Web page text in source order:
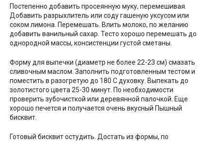
Постепенно добавить просеянную муку, перемешивая.
Добавить разрыхлитель или соду гашеную уксусом или
соком лимона. Перемешать. Влить молоко, по желанию
добавить ванильный сахар. Тесто хорошо перемешать до
однородной массы, консистенции густой сметаны.
Форму для выпечки (диаметр не более 22-23 см) смазать
сливочным маслом. Заполнить подготовленным тестом и
поместить в разогретую до 180 С духовку. Выпекать до
золотистого цвета 25-30 минут. По необходимости
проверить зубочисткой или деревянной палочкой. Еще
хорошо печется и получается очень вкусный Пышный
бисквит.
Готовый бисквит остудить. Достать из формы, по